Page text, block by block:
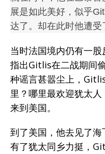
展是如此美好，似乎
达了。却在此时他遭受
当时法国境内仍有一
指出Gitlis在二战期间
种谣言甚嚣尘上，
里？哪里最欢迎犹太
来到美国。
到了美国，他去见了
有了犹太同乡力挺，